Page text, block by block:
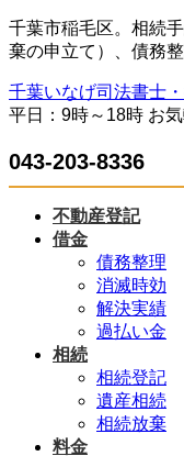
コ
ン
ン
ツ
ス
キ
ナ
ビ
ー
シ
ン
に
千葉市稲毛区。相続
棄の申立て）、債務
千葉いなげ司法書士
平日：9時～18時 お
043-203-8336
不動産登記
借金
債務整理
消滅時効
解決実績
過払い金
相続
相続登記
遺産相続
相続放棄
料金